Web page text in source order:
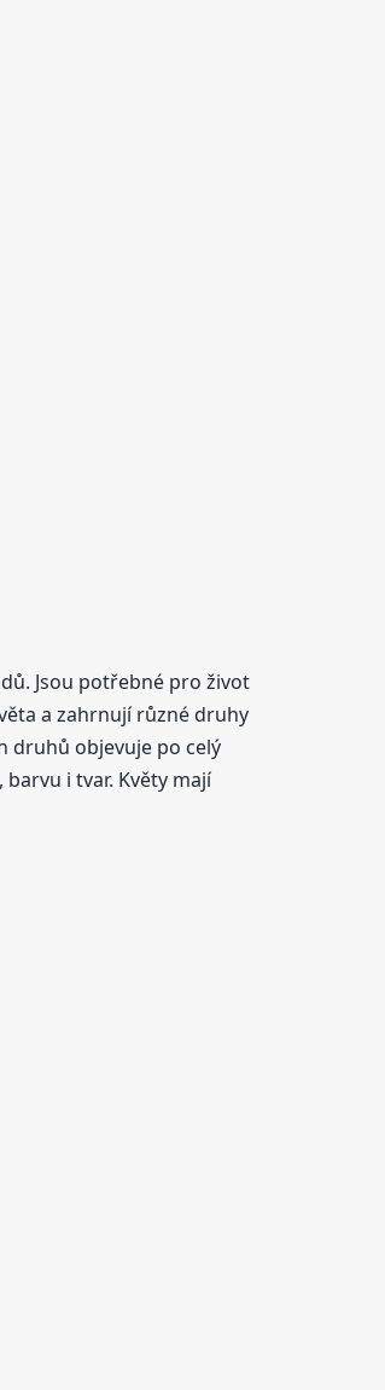
Jsou potřebné pro život
a zahrnují různé druhy
druhů objevuje po celý
i tvar. Květy mají